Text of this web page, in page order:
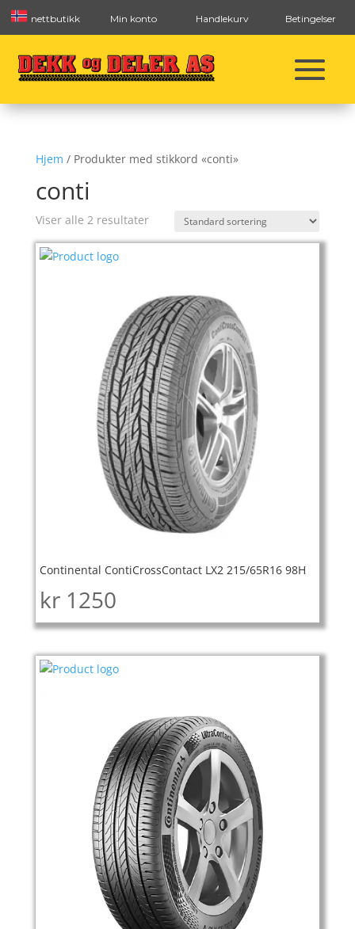
nettbutikk Min konto Handlekurv Betingelser
Hjem / Produkter med stikkord «conti»
conti
Viser alle 2 resultater
Continental ContiCrossContact LX2 215/65R16 98H
kr 1250